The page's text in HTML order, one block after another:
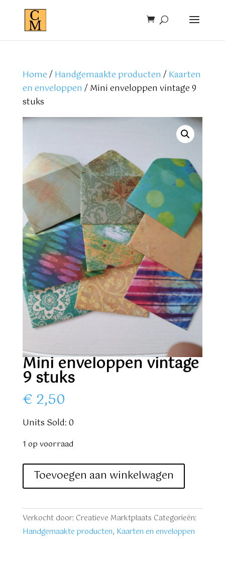
Home/Handgemaakte producten /Kaarten
en enveloppen / Mini enveloppen vintage 9
stuks
Mini enveloppen vintage
9 stuks
€ 2,50
Units Sold: 0
1 op voorraad
Mini
enveloppen
9
stuks
aantal
Toevoegen aan winkelwagen
Verkocht door: Creatieve Marktplaats Categorieën:
Handgemaakte producten, Kaarten en enveloppen